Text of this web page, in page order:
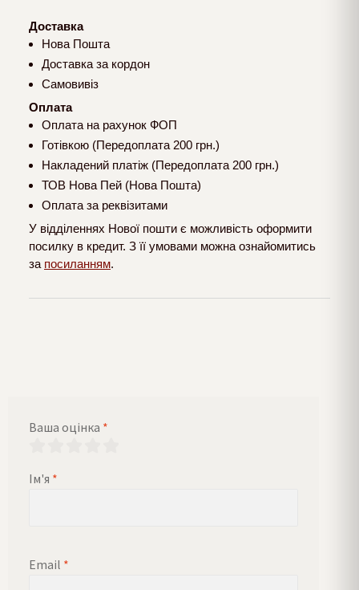
Доставка
Нова Пошта
Доставка за кордон
Самовивіз
Оплата
Оплата на рахунок ФОП
Готівкою (Передоплата 200 грн.)
Накладений платіж (Передоплата 200 грн.)
ТОВ Нова Пей (Нова Пошта)
Оплата за реквізитами
У відділеннях Нової пошти є можливість оформити
посилку в кредит. З її умовами можна ознайомитись
за посиланням.
Ваша оцінка *
Ім'я *
Email *